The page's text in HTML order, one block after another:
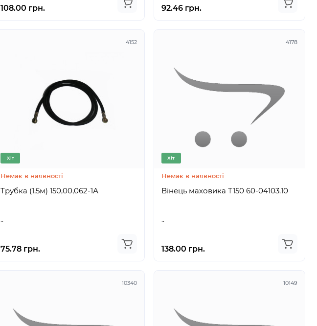
108.00 грн. 92.46 грн.
4152
Хіт
Немає в наявності
Трубка (1,5м) 150,00,062-1А
..
75.78 грн.
4178
Хіт
Немає в наявності
Вінець маховика Т150 60-04103.10
..
138.00 грн.
10340 10149